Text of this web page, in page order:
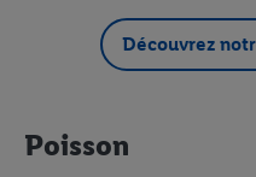
Découvrez
Poisson